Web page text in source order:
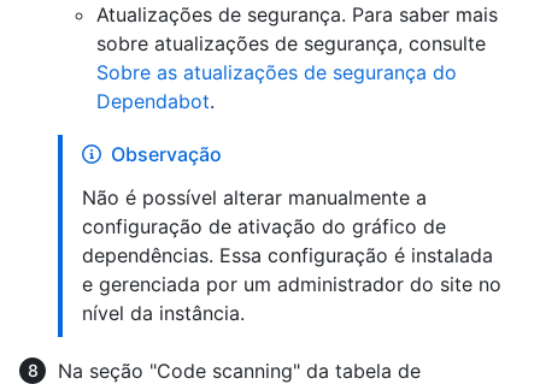
Atualizações de segurança. Para saber mais
sobre atualizações de segurança, consulte
Sobre as atualizações de segurança do
Dependabot.
Observação
Não é possível alterar manualmente a
configuração de ativação do gráfico de
dependências. Essa configuração é instalada
e gerenciada por um administrador do site no
nível da instância.
Na seção "Code scanning" da tabela de